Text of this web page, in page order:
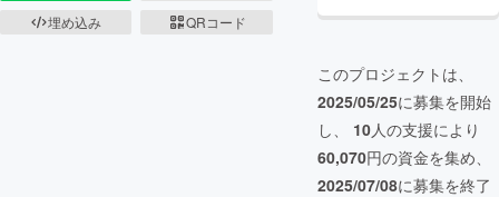
埋め込み
QRコード
このプロジェクトは、
2025/05/25に募集を開始
し、 10人の支援により
60,070円の資金を集め、
2025/07/08に募集を終了